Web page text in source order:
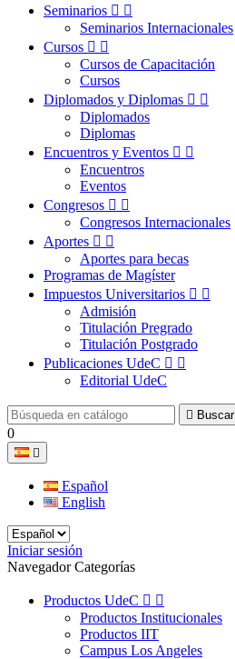
Seminarios  
Seminarios Internacionales
Cursos  
Cursos de Capacitación
Cursos
Diplomados y Diplomas  
Diplomados
Diplomas
Encuentros y Eventos  
Encuentros
Eventos
Congresos  
Congresos Internacionales
Aportes  
Aportes para becas
Programas de Magíster
Impuestos Universitarios  
Admisión
Titulación Pregrado
Titulación Postgrado
Publicaciones UdeC  
Editorial UdeC
 Buscar
0

Español
English
Iniciar sesión
Navegador Categorías
Productos UdeC  
Productos Institucionales
Productos IIT
Campus Los Angeles